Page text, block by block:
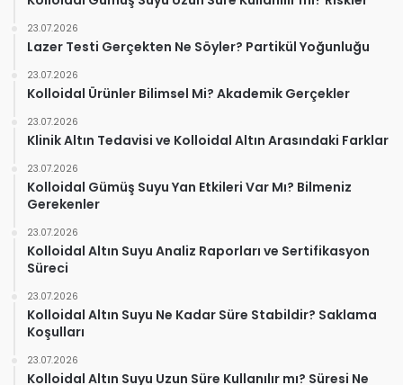
23.07.2026
Lazer Testi Gerçekten Ne Söyler? Partikül Yoğunluğu
23.07.2026
Kolloidal Ürünler Bilimsel Mi? Akademik Gerçekler
23.07.2026
Klinik Altın Tedavisi ve Kolloidal Altın Arasındaki Farklar
23.07.2026
Kolloidal Gümüş Suyu Yan Etkileri Var Mı? Bilmeniz
Gerekenler
23.07.2026
Kolloidal Altın Suyu Analiz Raporları ve Sertifikasyon
Süreci
23.07.2026
Kolloidal Altın Suyu Ne Kadar Süre Stabildir? Saklama
Koşulları
23.07.2026
Kolloidal Altın Suyu Uzun Süre Kullanılır mı? Süresi Ne